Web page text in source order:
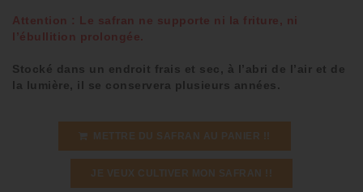
Attention : Le safran ne supporte ni la friture, ni
l’ébullition prolongée.
Stocké dans un endroit frais et sec, à l’abri de l’air et de
la lumière, il se conservera plusieurs années.
METTRE DU SAFRAN AU PANIER !!
JE VEUX CULTIVER MON SAFRAN !!